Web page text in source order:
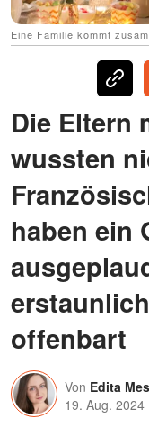
Eine Familie kommt
Die Eltern
wussten
haben ein
offenbart
Von Edita
19. Aug. 2024